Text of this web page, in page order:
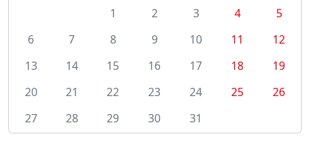
1
2 3 4
5
6
7 8 9 10 11
12
13
14 15 16 17 18
19
20
21 22 23 24 25
26
27
28 29 30 31